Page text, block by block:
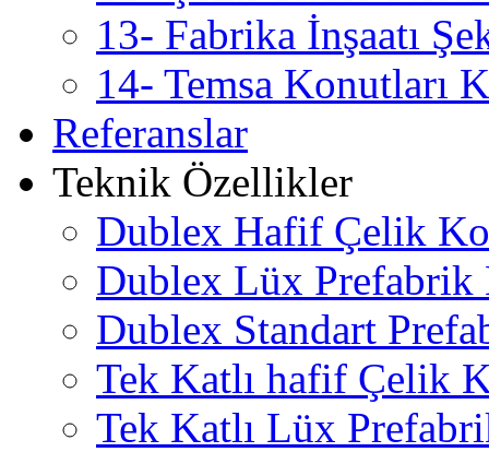
13- Fabrika İnşaatı
14- Temsa Konutları
Referanslar
Teknik Özellikler
Dublex Hafif Çelik
Dublex Lüx Prefabrik
Dublex Standart
Tek Katlı hafif Çelik
Tek Katlı Lüx